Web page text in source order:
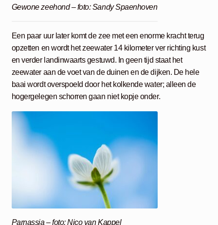
Gewone zeehond – foto: Sandy Spaenhoven
Een paar uur later komt de zee met een enorme kracht terug
opzetten en wordt het zeewater 14 kilometer ver richting kust
en verder landinwaarts gestuwd. In geen tijd staat het
zeewater aan de voet van de duinen en de dijken. De hele
baai wordt overspoeld door het kolkende water; alleen de
hogergelegen schorren gaan niet kopje onder.
Parnassia – foto: Nico van Kappel